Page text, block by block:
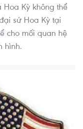
Kỳ không thể
sứ Hoa Kỳ tại
cho mối quan hệ
hình.